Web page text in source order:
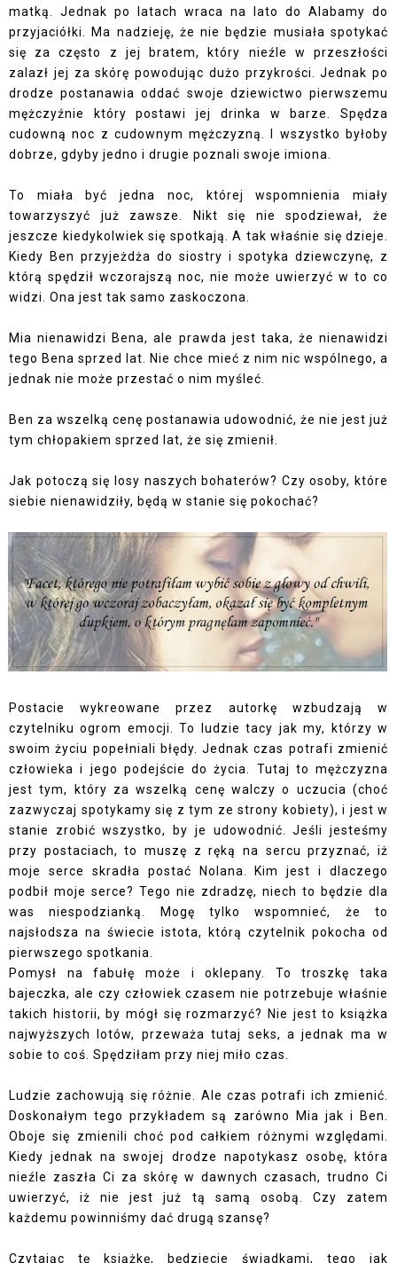
matką. Jednak po latach wraca na lato do Alabamy do
przyjaciółki. Ma nadzieję, że nie będzie musiała spotykać
się za często z jej bratem, który nieźle w przeszłości
zalazł jej za skórę powodując dużo przykrości. Jednak po
drodze postanawia oddać swoje dziewictwo pierwszemu
mężczyźnie który postawi jej drinka w barze. Spędza
cudowną noc z cudownym mężczyzną. I wszystko byłoby
dobrze, gdyby jedno i drugie poznali swoje imiona.
To miała być jedna noc, której wspomnienia miały
towarzyszyć już zawsze. Nikt się nie spodziewał, że
jeszcze kiedykolwiek się spotkają. A tak właśnie się dzieje.
Kiedy Ben przyjeżdża do siostry i spotyka dziewczynę, z
którą spędził wczorajszą noc, nie może uwierzyć w to co
widzi. Ona jest tak samo zaskoczona.
Mia nienawidzi Bena, ale prawda jest taka, że nienawidzi
tego Bena sprzed lat. Nie chce mieć z nim nic wspólnego, a
jednak nie może przestać o nim myśleć.
Ben za wszelką cenę postanawia udowodnić, że nie jest już
tym chłopakiem sprzed lat, że się zmienił.
Jak potoczą się losy naszych bohaterów? Czy osoby, które
siebie nienawidziły, będą w stanie się pokochać?
Postacie wykreowane przez autorkę wzbudzają w
czytelniku ogrom emocji. To ludzie tacy jak my, którzy w
swoim życiu popełniali błędy. Jednak czas potrafi zmienić
człowieka i jego podejście do życia. Tutaj to mężczyzna
jest tym, który za wszelką cenę walczy o uczucia (choć
zazwyczaj spotykamy się z tym ze strony kobiety), i jest w
stanie zrobić wszystko, by je udowodnić. Jeśli jesteśmy
przy postaciach, to muszę z ręką na sercu przyznać, iż
moje serce skradła postać Nolana. Kim jest i dlaczego
podbił moje serce? Tego nie zdradzę, niech to będzie dla
was niespodzianką. Mogę tylko wspomnieć, że to
najsłodsza na świecie istota, którą czytelnik pokocha od
pierwszego spotkania.
Pomysł na fabułę może i oklepany. To troszkę taka
bajeczka, ale czy człowiek czasem nie potrzebuje właśnie
takich historii, by mógł się rozmarzyć? Nie jest to książka
najwyższych lotów, przeważa tutaj seks, a jednak ma w
sobie to coś. Spędziłam przy niej miło czas.
Ludzie zachowują się różnie. Ale czas potrafi ich zmienić.
Doskonałym tego przykładem są zarówno Mia jak i Ben.
Oboje się zmienili choć pod całkiem różnymi względami.
Kiedy jednak na swojej drodze napotykasz osobę, która
nieźle zaszła Ci za skórę w dawnych czasach, trudno Ci
uwierzyć, iż nie jest już tą samą osobą. Czy zatem
każdemu powinniśmy dać drugą szansę?
Czytając tę książkę, będziecie świadkami, tego jak